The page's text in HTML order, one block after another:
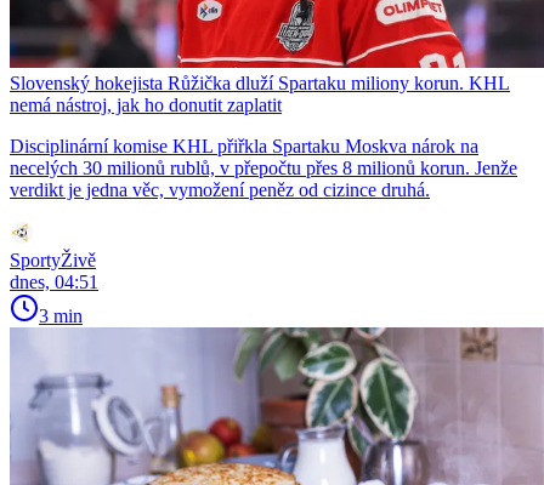
Slovenský hokejista Růžička dluží Spartaku miliony korun. KHL
nemá nástroj, jak ho donutit zaplatit
Disciplinární komise KHL přiřkla Spartaku Moskva nárok na
necelých 30 milionů rublů, v přepočtu přes 8 milionů korun. Jenže
verdikt je jedna věc, vymožení peněz od cizince druhá.
SportyŽivě
dnes, 04:51
3 min